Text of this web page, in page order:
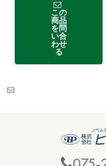
この
商品
を問
い合
わせ
る